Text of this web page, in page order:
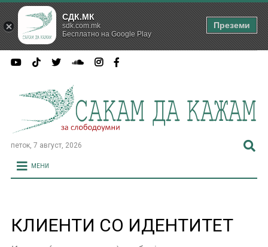
петок, 7 август, 2026
МЕНИ
КЛИЕНТИ СО ИДЕНТИТЕТ
СДК.МК
sdk.com.mk
Бесплатно на Google Play
Преземи